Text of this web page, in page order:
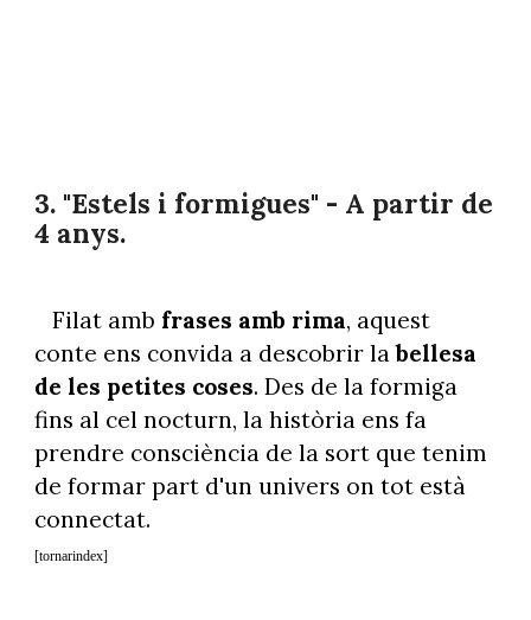
3. "Estels i formigues" - A partir de
4 anys.
Filat amb frases amb rima, aquest
conte ens convida a descobrir labellesa
de les petites coses. Des de la formiga
fins al cel nocturn, la història ens fa
prendre consciència de la sort que tenim
de formar part d'un univers on tot està
connectat.
[tornarindex]